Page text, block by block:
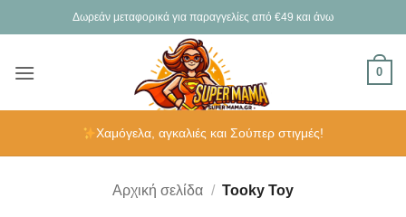
στο
Δωρεάν μεταφορικά για παραγγελίες από €49 και άνω
0
Χαμόγελα, αγκαλιές και Σούπερ στιγμές!
Αρχική σελίδα / Tooky Toy